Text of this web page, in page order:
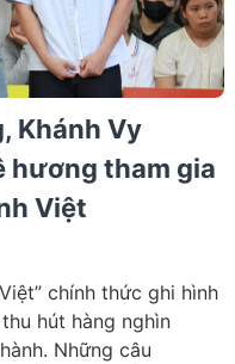
Khánh Vy
hương tham gia
Việt
chính thức ghi hình
hút hàng nghìn
Những câu